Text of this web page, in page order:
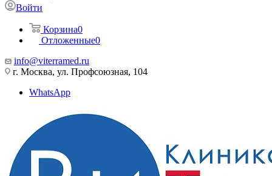
Войти
Корзина0
Отложенные0
info@viterramed.ru
г. Москва, ул. Профсоюзная, 104
WhatsApp